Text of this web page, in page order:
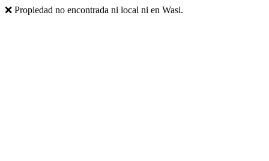
❌ Propiedad no encontrada ni local ni en Wasi.